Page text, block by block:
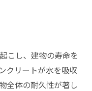
こし、建物の寿命を
クリートが水を吸収
全体の耐久性が著し